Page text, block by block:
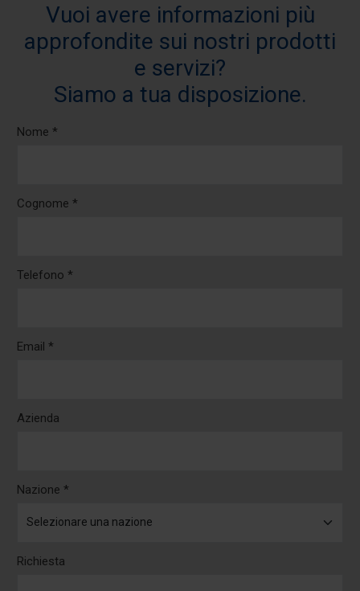
Vuoi avere informazioni più
approfondite sui nostri prodotti
e servizi?
Siamo a tua disposizione.
Nome *
Cognome *
Telefono *
Email *
Azienda
Nazione *
Richiesta